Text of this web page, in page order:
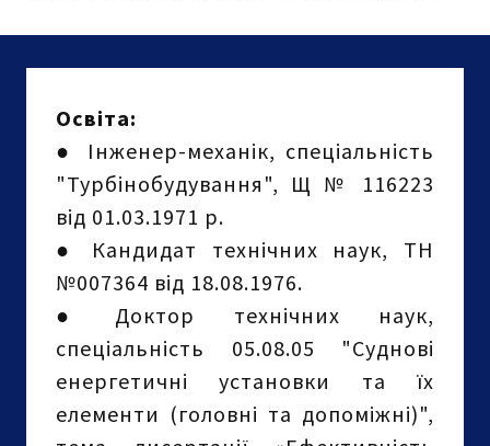
Освіта:
● Інженер-механік, спеціальність
"Турбінобудування", Щ № 116223
від 01.03.1971 р.
● Кандидат технічних наук, ТН
№007364 від 18.08.1976.
● Доктор технічних наук,
спеціальність 05.08.05 "Суднові
енергетичні установки та їх
елементи (головні та допоміжні)",